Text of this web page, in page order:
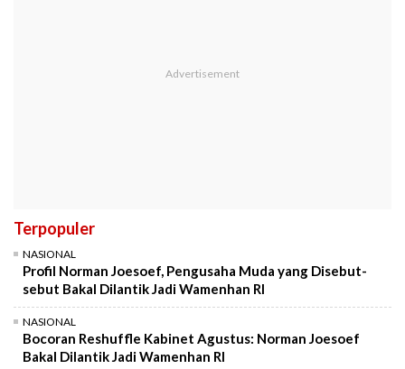
Terpopuler
NASIONAL
Profil Norman Joesoef, Pengusaha Muda yang Disebut-
sebut Bakal Dilantik Jadi Wamenhan RI
NASIONAL
Bocoran Reshuffle Kabinet Agustus: Norman Joesoef
Bakal Dilantik Jadi Wamenhan RI